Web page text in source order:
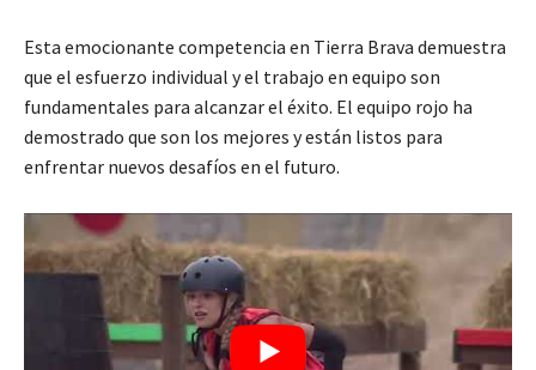
Esta emocionante competencia en Tierra Brava demuestra
que el esfuerzo individual y el trabajo en equipo son
fundamentales para alcanzar el éxito. El equipo rojo ha
demostrado que son los mejores y están listos para
enfrentar nuevos desafíos en el futuro.